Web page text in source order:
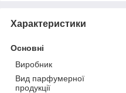
Характеристики
Основні
Виробник
Вид парфумерної
продукції